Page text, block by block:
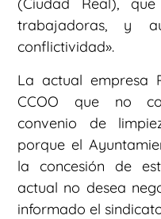
(Ciudad Real),
trabajadoras, y
conflictividad».
La actual empresa
CCOO que no
convenio de
porque el
la concesión de
actual no desea
informado el